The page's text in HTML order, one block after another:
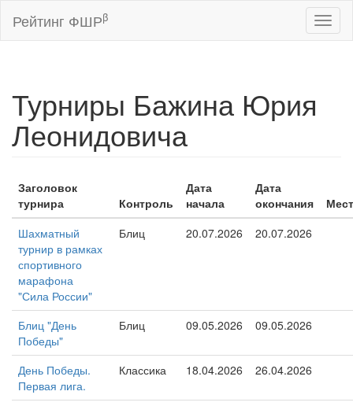
Рейтинг ФШРβ
Турниры Бажина Юрия
Леонидовича
Заголовок
турнира
Контроль
Дата
начала
Дата
окончания
Шахматный
турнир в рамках
спортивного
марафона
"Сила России"
Блиц 20.07.2026 20.07.2026
Блиц "День
Победы"
Блиц 09.05.2026 09.05.2026
День Победы.
Первая лига.
Классика 18.04.2026 26.04.2026